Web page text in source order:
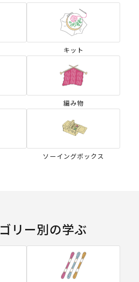
キット
編み物
ソーイングボックス
リー別の学ぶ